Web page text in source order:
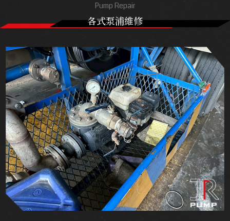
Pump Repair
各式泵浦維修